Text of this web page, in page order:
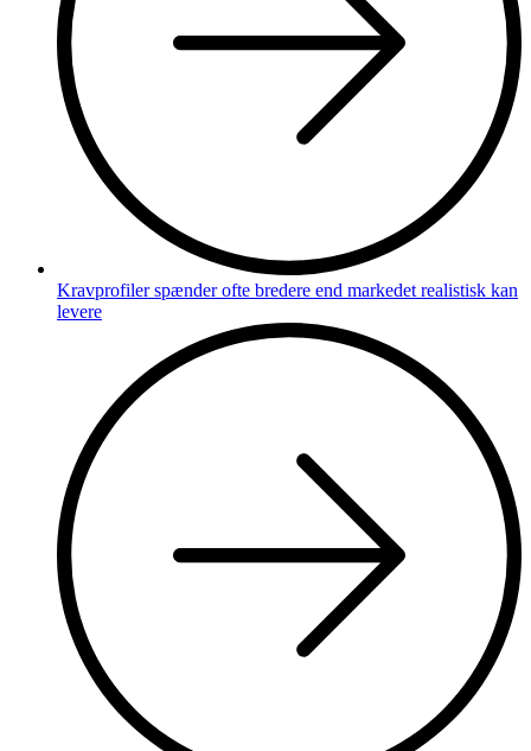
Kravprofiler spænder ofte bredere end markedet realistisk kan
levere